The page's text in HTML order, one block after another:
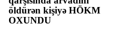
öldürən kişiyə HÖKM
OXUNDU